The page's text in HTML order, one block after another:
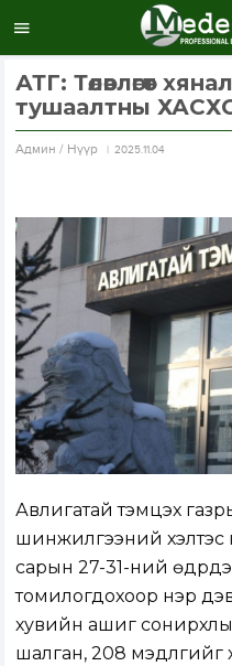
АТГ: Төлөвлөгөөт
тушаалтны
Aдмин / Нүүр 2025.11.04
Авлигатай тэмцэх
шинжилгээний хэлтэс
сарын 27-31-ний
томилогдохоор нэр
хувийн ашиг
шалган, 208